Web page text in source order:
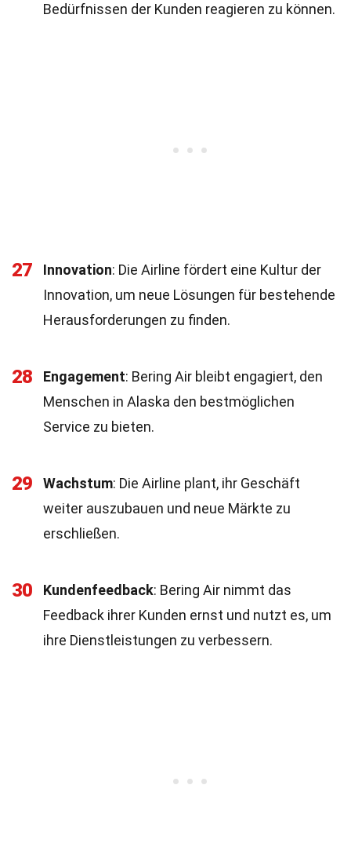
Bedürfnissen der Kunden reagieren zu können.
27 Innovation: Die Airline fördert eine Kultur der
Innovation, um neue Lösungen für bestehende
Herausforderungen zu finden.
28 Engagement: Bering Air bleibt engagiert, den
Menschen in Alaska den bestmöglichen
Service zu bieten.
29 Wachstum: Die Airline plant, ihr Geschäft
weiter auszubauen und neue Märkte zu
erschließen.
30 Kundenfeedback: Bering Air nimmt das
Feedback ihrer Kunden ernst und nutzt es, um
ihre Dienstleistungen zu verbessern.